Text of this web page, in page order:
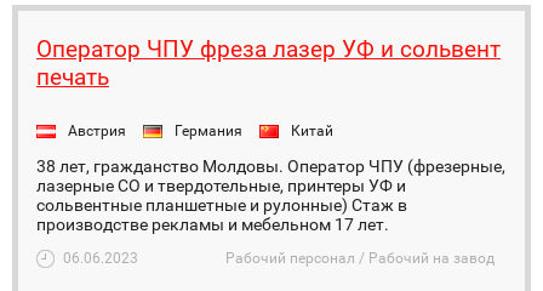
Оператор ЧПУ фреза лазер УФ и сольвент
печать
Австрия Германия Китай
38 лет, гражданство Молдовы. Оператор ЧПУ (фрезерные,
лазерные СО и твердотельные, принтеры УФ и
сольвентные планшетные и рулонные) Стаж в
производстве рекламы и мебельном 17 лет.
06.06.2023 Рабочий персонал / Рабочий на завод